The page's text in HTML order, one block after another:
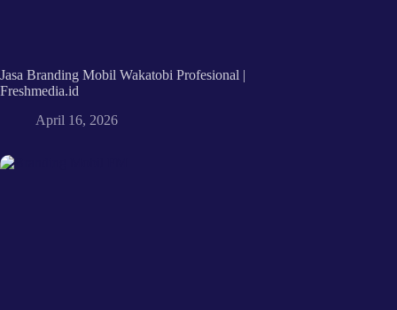
Jasa Branding Mobil Wakatobi Profesional |
Freshmedia.id
April 16, 2026